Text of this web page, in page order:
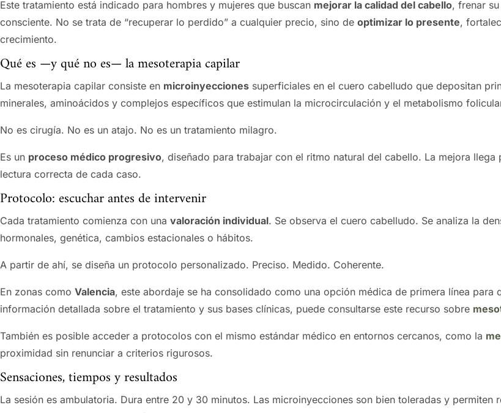
Este tratamiento está indicado para hombres y mujeres que buscan mejorar la calidad del cabello, frenar
consciente. No se trata de “recuperar lo perdido” a cualquier precio, sino de optimizar lo presente,
crecimiento.
Qué es —y qué no es— la mesoterapia capilar
La mesoterapia capilar consiste en microinyecciones superficiales en el cuero cabelludo que depositan
minerales, aminoácidos y complejos específicos que estimulan la microcirculación y el metabolismo
No es cirugía. No es un atajo. No es un tratamiento milagro.
Es un proceso médico progresivo, diseñado para trabajar con el ritmo natural del cabello. La mejora
lectura correcta de cada caso.
Protocolo: escuchar antes de intervenir
Cada tratamiento comienza con una valoración individual. Se observa el cuero cabelludo. Se analiza la
hormonales, genética, cambios estacionales o hábitos.
A partir de ahí, se diseña un protocolo personalizado. Preciso. Medido. Coherente.
En zonas como Valencia, este abordaje se ha consolidado como una opción médica de primera línea
información detallada sobre el tratamiento y sus bases clínicas, puede consultarse este recurso sobre
También es posible acceder a protocolos con el mismo estándar médico en entornos cercanos, como la
proximidad sin renunciar a criterios rigurosos.
Sensaciones, tiempos y resultados
La sesión es ambulatoria. Dura entre 20 y 30 minutos. Las microinyecciones son bien toleradas y